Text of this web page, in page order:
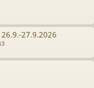
27.9.2026